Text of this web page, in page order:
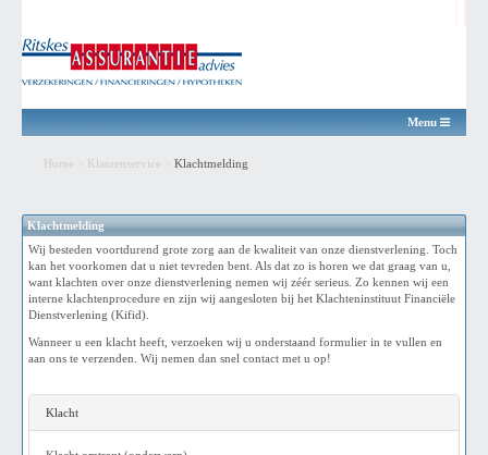
Menu
Home Klantenservice Klachtmelding
Klachtmelding